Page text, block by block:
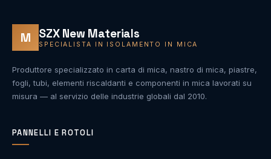
M SZX New Materials
SPECIALISTA IN ISOLAMENTO IN MICA
Produttore specializzato in carta di mica, nastro di mica, piastre,
fogli, tubi, elementi riscaldanti e componenti in mica lavorati su
misura — al servizio delle industrie globali dal 2010.
PANNELLI E ROTOLI